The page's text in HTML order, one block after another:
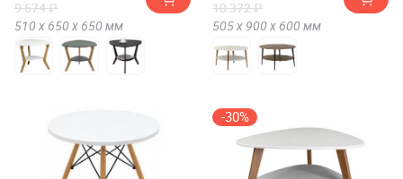
9 674 ₽
510 х 650 х 650 мм
10 372 ₽
505 х 900 х 600 мм
-30%